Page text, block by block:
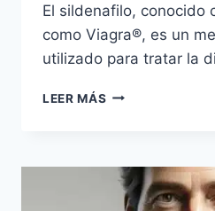
El sildenafilo, conocido
como Viagra®, es un
utilizado para tratar la
LEER MÁS